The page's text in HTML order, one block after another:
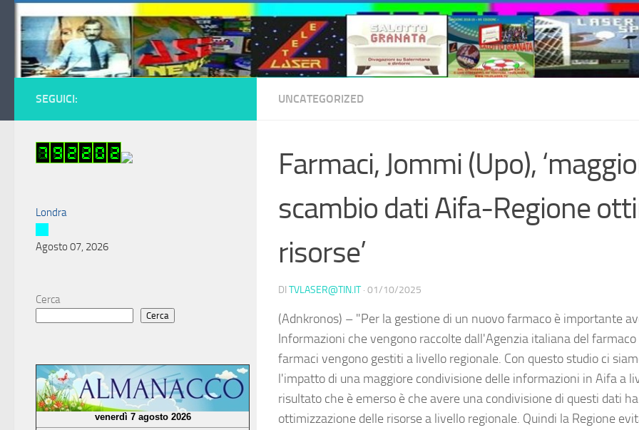
Salta al contenuto
UNCATEGORIZED
Farmaci, Jommi (Upo),
scambio dati Aifa-Regione
risorse’
DI TVLASER@TIN.IT · 01/10/2025
(Adnkronos) – "Per la gestione di un nuovo farmaco è importante
Informazioni che vengono raccolte dall'Agenzia italiana del farmaco
farmaci vengono gestiti a livello regionale. Con questo studio ci
l'impatto di una maggiore condivisione delle informazioni in Aifa a
risultato che è emerso è che avere una condivisione di questi dati
ottimizzazione delle risorse a livello regionale. Quindi la Regione
SEGUICI:
Londra
Agosto 07, 2026
Cerca
Cerca